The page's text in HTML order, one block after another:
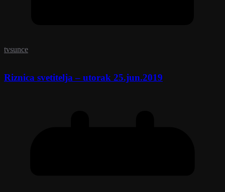
tvsunce
Riznica svetitelja – utorak 25.jun.2019